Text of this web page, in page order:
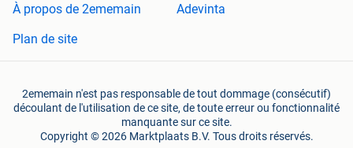
À propos de 2ememain
Adevinta
Plan de site
2ememain n'est pas responsable de tout dommage (consécutif)
découlant de l'utilisation de ce site, de toute erreur ou fonctionnalité
manquante sur ce site.
Copyright © 2026 Marktplaats B.V. Tous droits réservés.